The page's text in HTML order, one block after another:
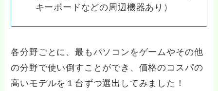
キーボードなどの周辺機器あり）
各分野ごとに、最もパソコンをゲームやその他
の分野で使い倒すことができ、価格のコスパの
高いモデルを１台ずつ選出してみました！